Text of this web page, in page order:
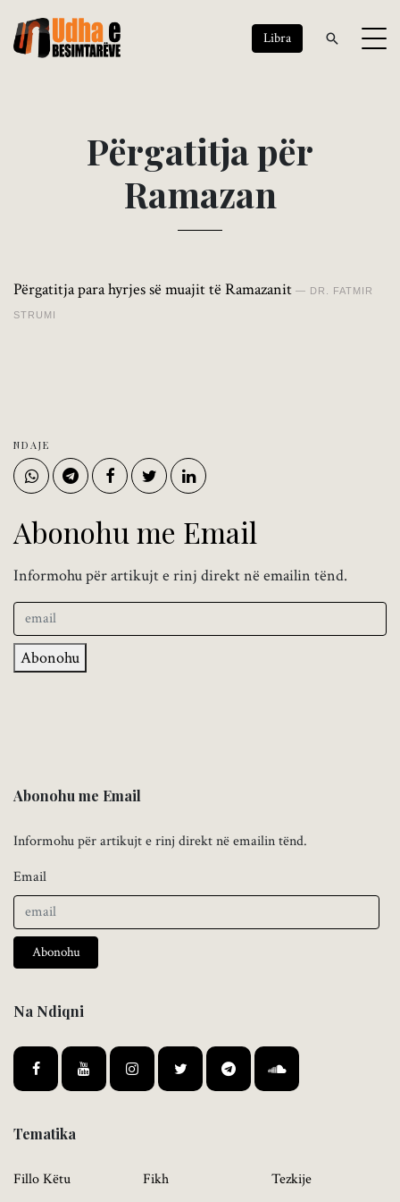
Libra
Përgatitjapër
Ramazan
Përgatitja para hyrjes së muajit të Ramazanit DR. FATMIR
STRUMI
NDAJE
Abonohu me Email
Informohu për artikujt e rinj direkt në emailin tënd.
Abonohu
Abonohu me Email
Informohu për artikujt e rinj direkt në emailin tënd.
Email
Abonohu
Na Ndiqni
Tematika
Fillo Këtu
Fikh
Tezkije